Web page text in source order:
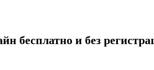
бесплатно и без